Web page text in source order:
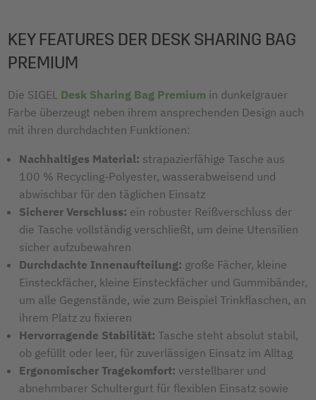
KEY FEATURES DER DESK SHARING BAG
PREMIUM
Die SIGEL Desk Sharing Bag Premium in dunkelgrauer
Farbe überzeugt neben ihrem ansprechenden Design auch
mit ihren durchdachten Funktionen:
Nachhaltiges Material: strapazierfähige Tasche aus
100 % Recycling-Polyester, wasserabweisend und
abwischbar für den täglichen Einsatz
Sicherer Verschluss: ein robuster Reißverschluss der
die Tasche vollständig verschließt, um deine Utensilien
sicher aufzubewahren
Durchdachte Innenaufteilung: große Fächer, kleine
Einsteckfächer, kleine Einsteckfächer und Gummibänder,
um alle Gegenstände, wie zum Beispiel Trinkflaschen, an
ihrem Platz zu fixieren
Hervorragende Stabilität: Tasche steht absolut stabil,
ob gefüllt oder leer, für zuverlässigen Einsatz im Alltag
Ergonomischer Tragekomfort: verstellbarer und
abnehmbarer Schultergurt für flexiblen Einsatz sowie